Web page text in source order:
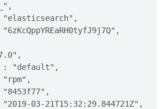
"default",
"rpm",
03-21T15:32:29.844721Z",